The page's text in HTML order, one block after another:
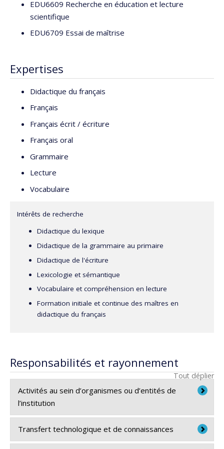
EDU6609 Recherche en éducation et lecture
scientifique
EDU6709 Essai de maîtrise
Expertises
Didactique du français
Français
Français écrit / écriture
Français oral
Grammaire
Lecture
Vocabulaire
Intérêts de recherche
Didactique du lexique
Didactique de la grammaire au primaire
Didactique de l'écriture
Lexicologie et sémantique
Vocabulaire et compréhension en lecture
Formation initiale et continue des maîtres en
didactique du français
Responsabilités et rayonnement
Tout déplier
Activités au sein d’organismes ou d’entités de
l’institution
Responsable de programme du BEPEP (juin 2016 - ...)
Membre du comité CLIP (2015 - ...)
Transfert technologique et de connaissances